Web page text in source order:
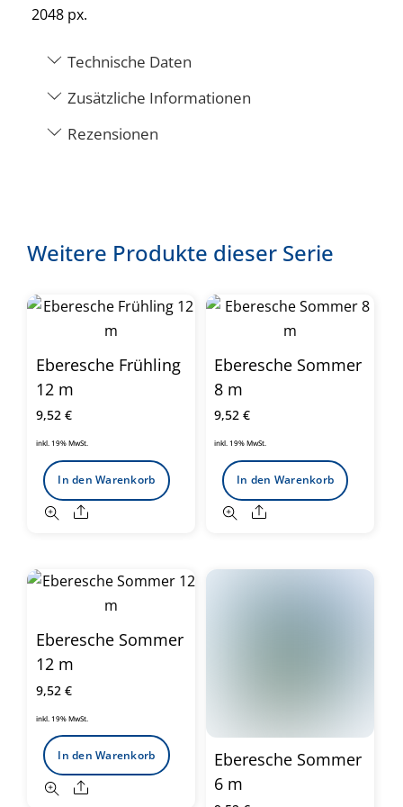
2048 px.
Technische Daten
Zusätzliche Informationen
Rezensionen
Weitere Produkte dieser Serie
Eberesche Frühling
12 m
9,52 €
inkl. 19% MwSt.
In den Warenkorb
Share
Eberesche Sommer
8 m
9,52€
inkl. 19% MwSt.
In den Warenkorb
Share
Eberesche Sommer
12 m
9,52 €
inkl. 19% MwSt.
In den Warenkorb
Share
Eberesche Sommer
6 m